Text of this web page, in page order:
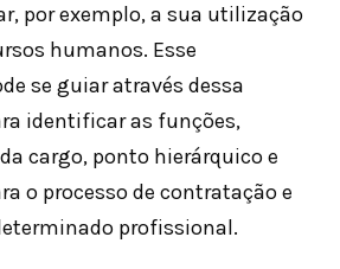
por exemplo, a sua utilização
humanos. Esse
se guiar através dessa
identificar as funções,
cargo, ponto hierárquico e
o processo de contratação e
profissional.